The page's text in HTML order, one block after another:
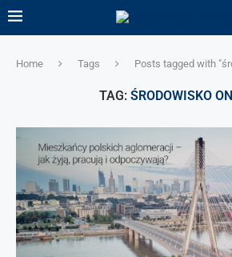
Home Tags Posts tagged with
TAG: ŚRODOWISKO